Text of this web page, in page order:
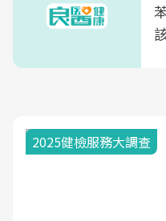
2025健檢服務大調查